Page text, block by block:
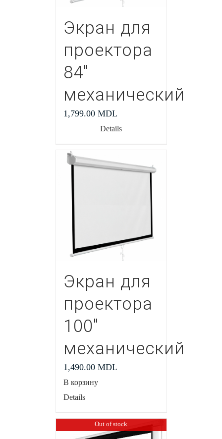
Экран для
проектора
84″
механический
1,799.00 MDL
Details
Экран для
проектора
100″
механический
1,490.00 MDL
В корзину
Details
Out of stock